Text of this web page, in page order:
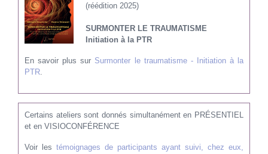
(réédition 2025)
SURMONTER LE TRAUMATISME
Initiation à la PTR
En savoir plus sur Surmonter le traumatisme - Initiation à la
PTR
Certains ateliers sont donnés simultanément en PRÉSENTIEL
et en VISIOCONFÉRENCE
Voir les témoignages de participants ayant suivi, chez eux,